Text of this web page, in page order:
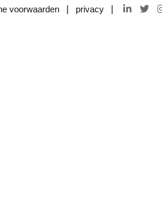
voorwaarden privacy